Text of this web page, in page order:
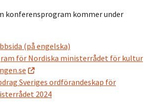
konferensprogram kommer under
(på engelska)
för Nordiska ministerrådet för kultur
Sveriges ordförandeskap för
2024